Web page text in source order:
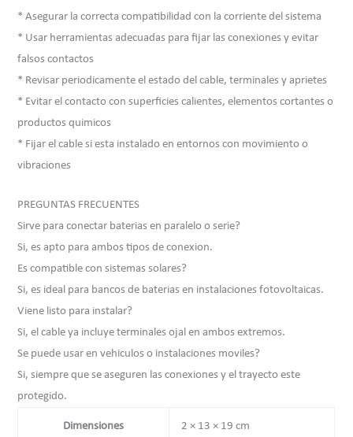
* Asegurar la correcta compatibilidad con la corriente del sistema
* Usar herramientas adecuadas para fijar las conexiones y evitar
falsos contactos
* Revisar periodicamente el estado del cable, terminales y aprietes
* Evitar el contacto con superficies calientes, elementos cortantes o
productos quimicos
* Fijar el cable si esta instalado en entornos con movimiento o
vibraciones
PREGUNTAS FRECUENTES
Sirve para conectar baterias en paralelo o serie?
Si, es apto para ambos tipos de conexion.
Es compatible con sistemas solares?
Si, es ideal para bancos de baterias en instalaciones fotovoltaicas.
Viene listo para instalar?
Si, el cable ya incluye terminales ojal en ambos extremos.
Se puede usar en vehiculos o instalaciones moviles?
Si, siempre que se aseguren las conexiones y el trayecto este
protegido.
Dimensiones 2 × 13 × 19 cm